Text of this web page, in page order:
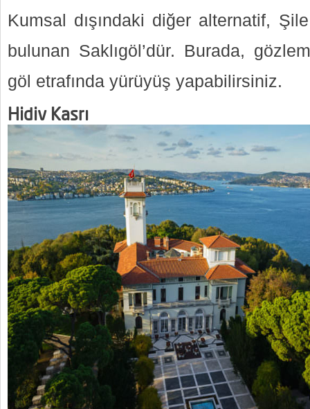
Kumsal dışındaki diğer alternatif,
bulunan Saklıgöl’dür. Burada,
göl etrafında yürüyüş yapabilirsiniz.
Hidiv Kasrı